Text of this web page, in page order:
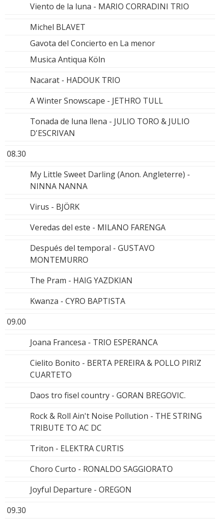
Viento de la luna - MARIO CORRADINI TRIO
Michel BLAVET
Gavota del Concierto en La menor
Musica Antiqua Köln
Nacarat - HADOUK TRIO
A Winter Snowscape - JETHRO TULL
Tonada de luna llena - JULIO TORO & JULIO
D'ESCRIVAN
08.30
My Little Sweet Darling (Anon. Angleterre) -
NINNA NANNA
Virus - BJÖRK
Veredas del este - MILANO FARENGA
Después del temporal - GUSTAVO
MONTEMURRO
The Pram - HAIG YAZDKIAN
Kwanza - CYRO BAPTISTA
09.00
Joana Francesa - TRIO ESPERANCA
Cielito Bonito - BERTA PEREIRA & POLLO PIRIZ
CUARTETO
Daos tro fisel country - GORAN BREGOVIC.
Rock & Roll Ain't Noise Pollution - THE STRING
TRIBUTE TO AC DC
Triton - ELEKTRA CURTIS
Choro Curto - RONALDO SAGGIORATO
Joyful Departure - OREGON
09.30